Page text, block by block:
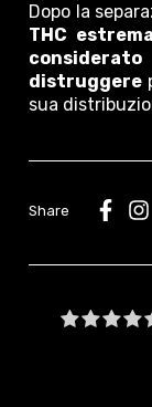
Dopo la
THC
distruggere
sua